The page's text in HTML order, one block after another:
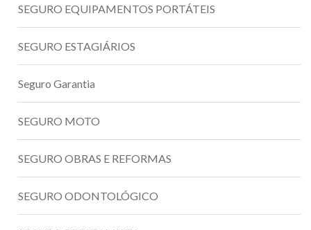
SEGURO EQUIPAMENTOS PORTÁTEIS
SEGURO ESTAGIÁRIOS
Seguro Garantia
SEGURO MOTO
SEGURO OBRAS E REFORMAS
SEGURO ODONTOLÓGICO